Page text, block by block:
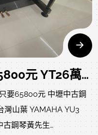
定的可演奏性吸引您的
的琴音中。
，展現數十年來已然成熟
性，並讓專業二手鋼琴
料完整的品質控管以及
曲和扭曲的零件，得以
奏性，可以保留最細微
限量 絕版 優惠只要65800元 YT26萬號 有緩降的YU3 YAMAHA YU3 中古鋼琴
要65800元 中壢中古鋼
灣山葉 YAMAHA YU3
古鋼琴黃先生